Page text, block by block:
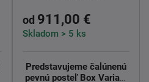
od 911,00 €
Skladom > 5 ks
Predstavujeme čalúnenú
pevnú posteľ Box Variant